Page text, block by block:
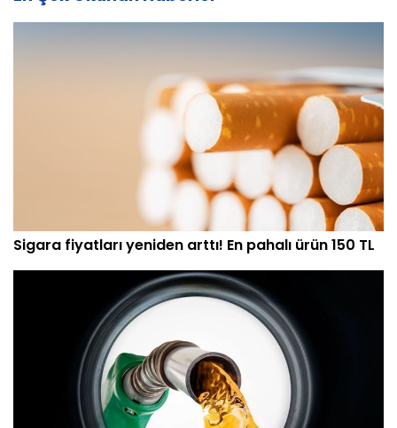
Sigara fiyatları yeniden arttı! En pahalı ürün 150 TL